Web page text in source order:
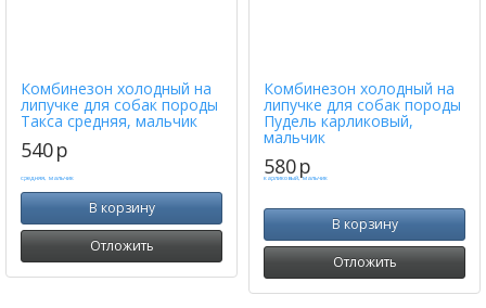
Комбинезон холодный на
липучке для собак породы
Такса средняя, мальчик
540p
В корзину
Отложить
Комбинезон холодный на
липучке для собак породы
Пудель карликовый,
мальчик
580p
В корзину
Отложить